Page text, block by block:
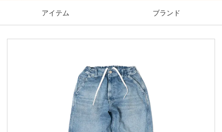
アイテム ブランド